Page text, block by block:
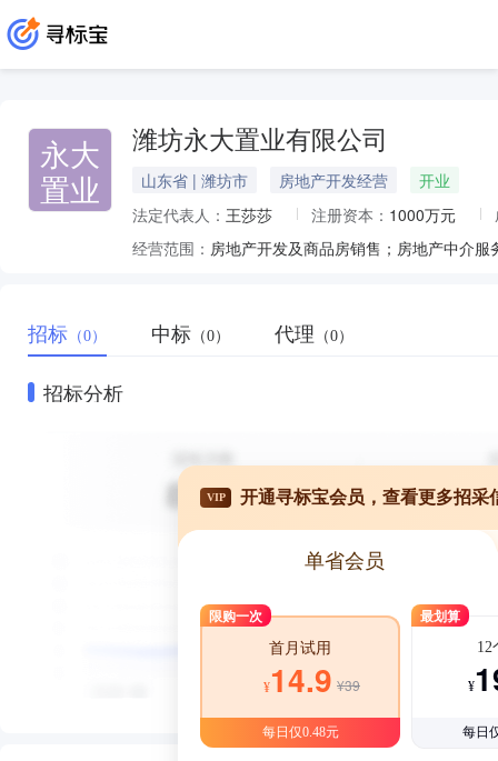
永大
置业
潍坊永大置业有限公司
山东省 | 潍坊市 房地产开发经营
开业
法定代表人： 王莎莎 注册资本： 1000万元
经营范围： 房地产开发及商品房销售；房地产中介
招标 （0） 中标 （0） 代理 （0）
招标分析
VIP 开通寻标宝会员，查看更多招采
单省会员
限购一次
首月试用
¥14.9 ¥39
每日仅0.48元
最划算
12
¥
每日